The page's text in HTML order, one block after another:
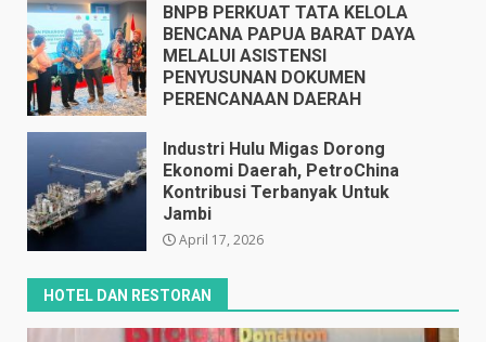
BNPB PERKUAT TATA KELOLA
BENCANA PAPUA BARAT DAYA
MELALUI ASISTENSI
PENYUSUNAN DOKUMEN
PERENCANAAN DAERAH
Industri Hulu Migas Dorong
Ekonomi Daerah, PetroChina
Kontribusi Terbanyak Untuk
Jambi
April 17, 2026
HOTEL DAN RESTORAN